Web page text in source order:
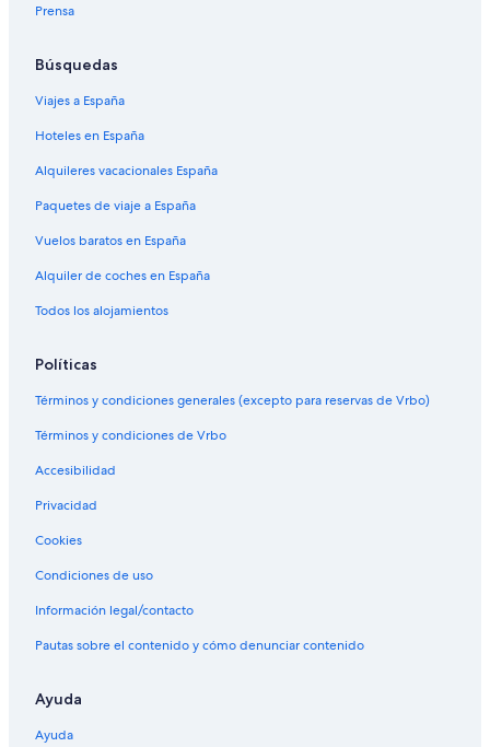
Prensa
Búsquedas
Viajes a España
Hoteles en España
Alquileres vacacionales España
Paquetes de viaje a España
Vuelos baratos en España
Alquiler de coches en España
Todos los alojamientos
Políticas
Términos y condiciones generales (excepto para reservas de Vrbo)
Términos y condiciones de Vrbo
Accesibilidad
Privacidad
Cookies
Condiciones de uso
Información legal/contacto
Pautas sobre el contenido y cómo denunciar contenido
Ayuda
Ayuda